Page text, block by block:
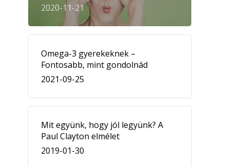
2020-11-21
Omega-3 gyerekeknek –
Fontosabb, mint gondolnád
2021-09-25
Mit együnk, hogy jól legyünk? A
Paul Clayton elmélet
2019-01-30